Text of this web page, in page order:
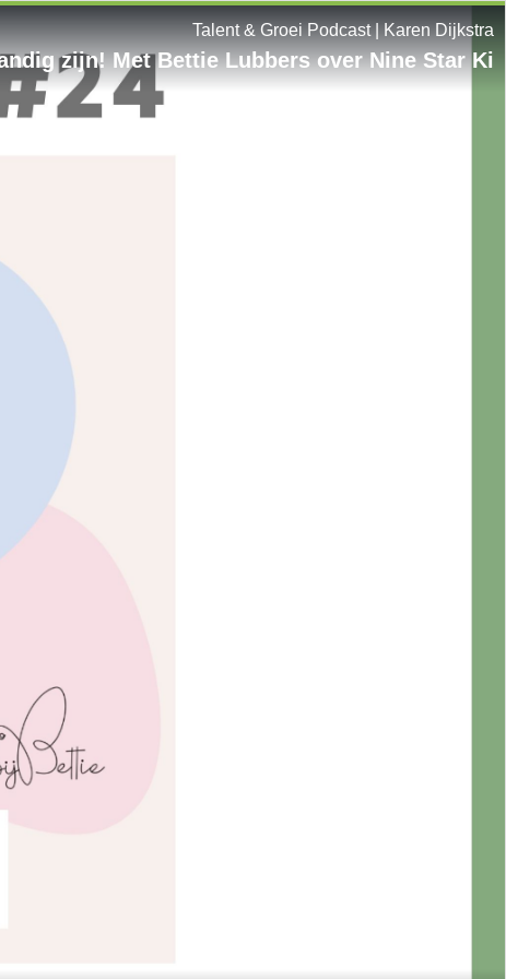
Talent & Groei Podcast | Karen Dijkstra
zijn! Met Bettie Lubbers over Nine Star Ki